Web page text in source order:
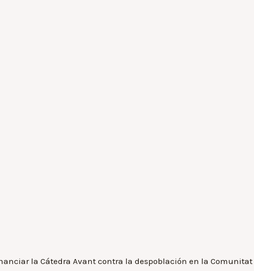
la Cátedra Avant contra la despoblación en la Comunitat